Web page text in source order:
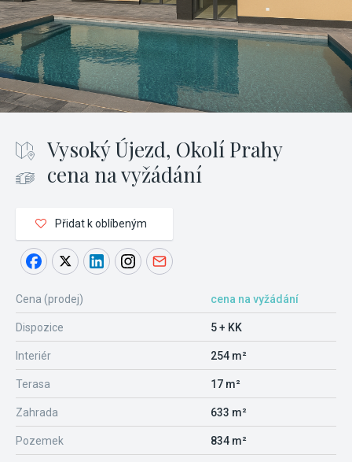
Vysoký Újezd, Okolí Prahy
cena na vyžádání
Přidat k oblíbeným
Cena (prodej) cena na vyžádání
Dispozice 5 + KK
Interiér 254 m²
Terasa 17 m²
Zahrada 633 m²
Pozemek 834 m²